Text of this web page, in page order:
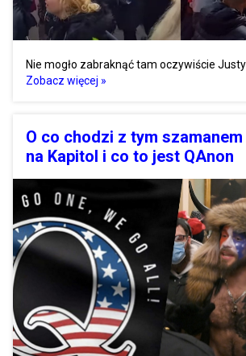
Nie mogło zabraknąć tam oczywiście
Zobacz więcej »
O co chodzi z tym
na Kapitol i co to jest QAnon